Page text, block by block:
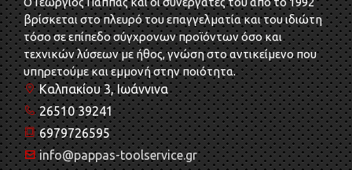
βρίσκεται στο πλευρό του επαγγελματία και του ιδιώτη
τόσο σε επίπεδο σύγχρονων προϊόντων όσο και
τεχνικών λύσεων με ήθος, γνώση στο αντικείμενο που
υπηρετούμε και εμμονή στην ποιότητα.
Καλπακίου 3, Ιωάννινα
26510 39241
6979726595
info@pappas-toolservice.gr